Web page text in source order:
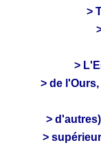
>
>
> de
>
>